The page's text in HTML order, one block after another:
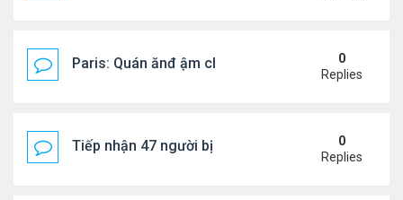
Paris: Quán ănđ ậm chất Việt đông kín khách chờ
0
Replies
Tiếp nhận 47 người bị Mỹ trục xuất, Công an
0
Replies